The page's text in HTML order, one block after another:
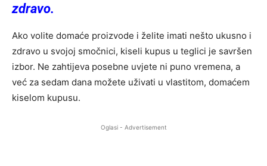
zdravo.
Ako volite domaće proizvode i želite imati nešto ukusno i
zdravo u svojoj smočnici, kiseli kupus u teglici je savršen
izbor. Ne zahtijeva posebne uvjete ni puno vremena, a
već za sedam dana možete uživati u vlastitom, domaćem
kiselom kupusu.
Oglasi - Advertisement